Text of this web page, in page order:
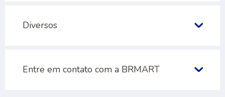
Diversos
Entre em contato com a BRMART